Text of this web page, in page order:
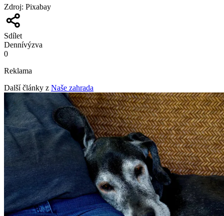
Zdroj: Pixabay
Sdílet
Dennívýzva
0
Reklama
Další články z Naše zahrada